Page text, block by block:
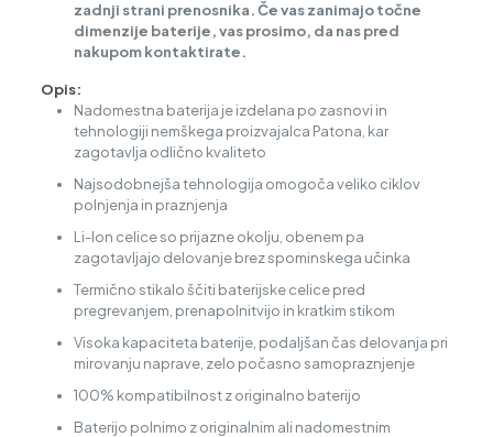
zadnji strani prenosnika. Če vas zanimajo točne
dimenzije baterije, vas prosimo, da nas pred
nakupom kontaktirate.
Opis:
Nadomestna baterija je izdelana po zasnovi in
tehnologiji nemškega proizvajalca Patona, kar
zagotavlja odlično kvaliteto
Najsodobnejša tehnologija omogoča veliko ciklov
polnjenja in praznjenja
Li-Ion celice so prijazne okolju, obenem pa
zagotavljajo delovanje brez spominskega učinka
Termično stikalo ščiti baterijske celice pred
pregrevanjem, prenapolnitvijo in kratkim stikom
Visoka kapaciteta baterije, podaljšan čas delovanja pri
mirovanju naprave, zelo počasno samopraznjenje
100% kompatibilnost z originalno baterijo
Baterijo polnimo z originalnim ali nadomestnim